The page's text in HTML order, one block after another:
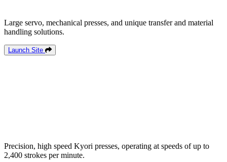
Large servo, mechanical presses, and unique transfer and material
handling solutions.
Launch Site
Precision, high speed Kyori presses, operating at speeds of up to
2,400 strokes per minute.